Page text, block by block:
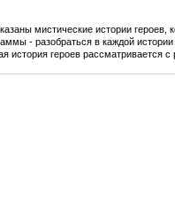
мистические истории
- разобраться в каждой
история героев рассматривается